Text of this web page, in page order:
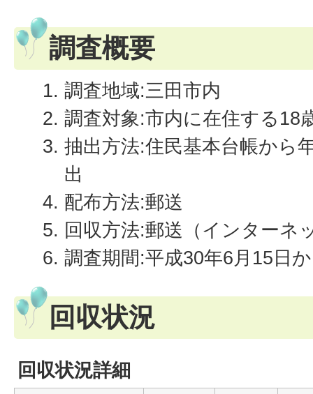
調査概要
調査地域:三田市内
調査対象:市内に在住する18
抽出方法:住民基本台帳から
出
配布方法:郵送
回収方法:郵送（インターネ
調査期間:平成30年6月15日
回収状況
回収状況詳細